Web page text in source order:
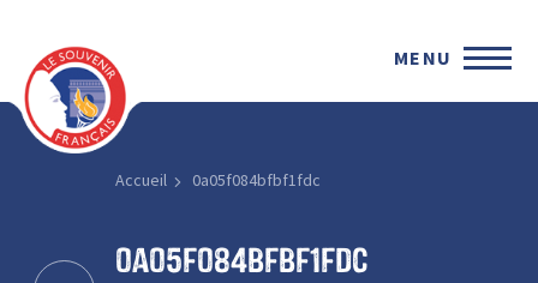
MENU
Accueil 0a05f084bfbf1fdc
0a05f084bfbf1fdc